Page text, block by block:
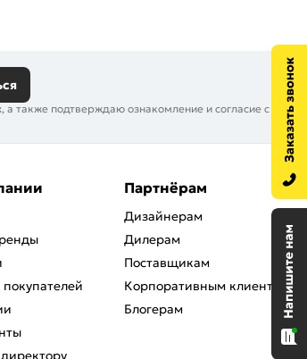
также подтверждаю ознакомление и согласие с
Партнёрам
Дизайнерам
Дилерам
Поставщикам
Корпоративным клиентам
Блогерам